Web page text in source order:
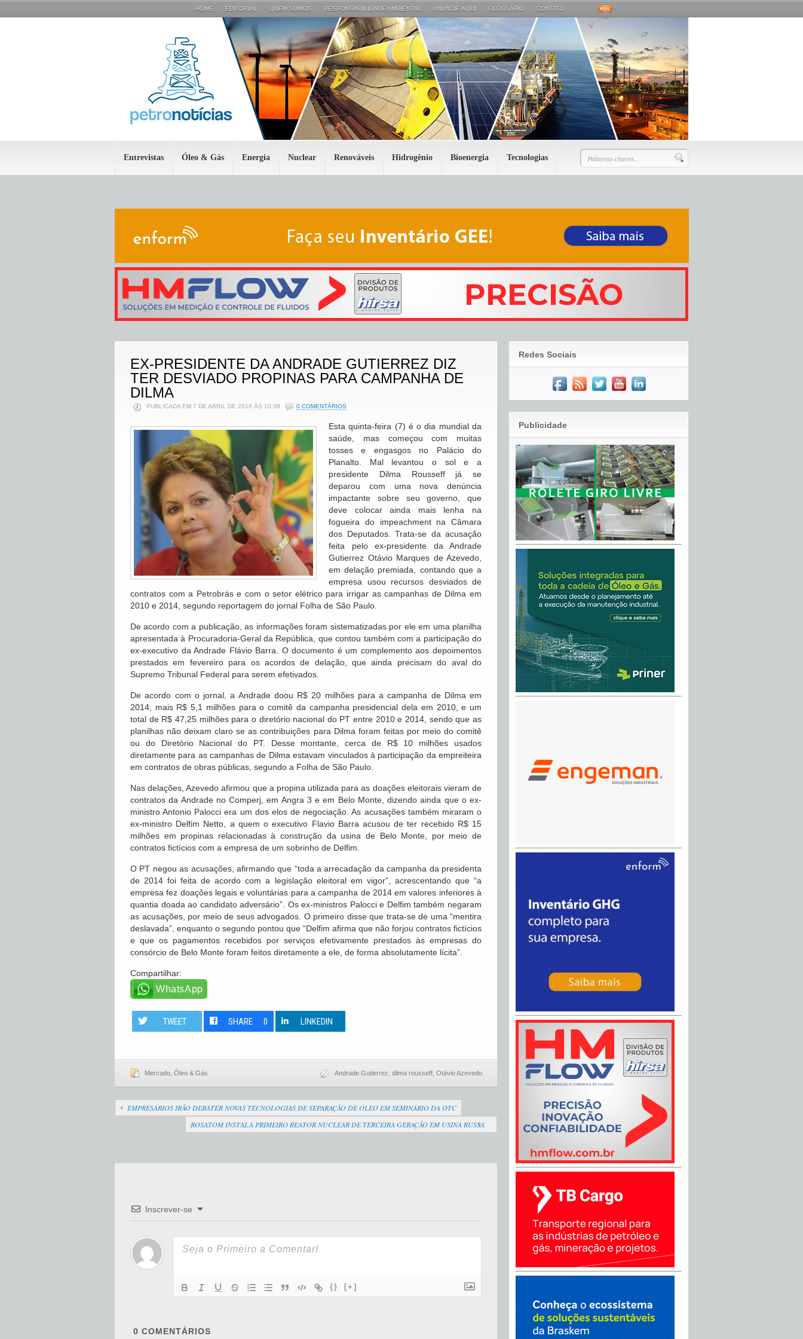
HOME EDITORIAL QUEM SOMOS RESPONSABILIDADE AMBIENTAL ANUNCIE AQUI GLOSSÁRIO CONTATO
Entrevistas Óleo & Gás Energia Nuclear Renováveis Hidrogênio Bioenergia Tecnologias
EX-PRESIDENTE DA ANDRADE GUTIERREZ DIZ
TER DESVIADO PROPINAS PARA CAMPANHA DE
DILMA
PUBLICADA EM 7 DE ABRIL DE 2016 ÀS 10:38 0 COMENTÁRIOS
Esta quinta-feira (7) é o dia mundial da
saúde, mas começou com muitas
tosses e engasgos no Palácio do
Planalto. Mal levantou o sol e a
presidente Dilma Rousseff já se
deparou com uma nova denúncia
impactante sobre seu governo, que
deve colocar ainda mais lenha na
fogueira do impeachment na Câmara
dos Deputados. Trata-se da acusação
feita pelo ex-presidente da Andrade
Gutierrez Otávio Marques de Azevedo,
em delação premiada, contando que a
empresa usou recursos desviados de
contratos com a Petrobrás e com o setor elétrico para irrigar as campanhas de Dilma em
2010 e 2014, segundo reportagem do jornal Folha de São Paulo.
De acordo com a publicação, as informações foram sistematizadas por ele em uma planilha
apresentada à Procuradoria-Geral da República, que contou também com a participação do
ex-executivo da Andrade Flávio Barra. O documento é um complemento aos depoimentos
prestados em fevereiro para os acordos de delação, que ainda precisam do aval do
Supremo Tribunal Federal para serem efetivados.
De acordo com o jornal, a Andrade doou R$ 20 milhões para a campanha de Dilma em
2014, mais R$ 5,1 milhões para o comitê da campanha presidencial dela em 2010, e um
total de R$ 47,25 milhões para o diretório nacional do PT entre 2010 e 2014, sendo que as
planilhas não deixam claro se as contribuições para Dilma foram feitas por meio do comitê
ou do Diretório Nacional do PT. Desse montante, cerca de R$ 10 milhões usados
diretamente para as campanhas de Dilma estavam vinculados à participação da empreiteira
em contratos de obras públicas, segundo a Folha de São Paulo.
Nas delações, Azevedo afirmou que a propina utilizada para as doações eleitorais vieram de
contratos da Andrade no Comperj, em Angra 3 e em Belo Monte, dizendo ainda que o ex-
ministro Antonio Palocci era um dos elos de negociação. As acusações também miraram o
ex-ministro Delfim Netto, a quem o executivo Flavio Barra acusou de ter recebido R$ 15
milhões em propinas relacionadas à construção da usina de Belo Monte, por meio de
contratos fictícios com a empresa de um sobrinho de Delfim.
O PT negou as acusações, afirmando que “toda a arrecadação da campanha da presidenta
de 2014 foi feita de acordo com a legislação eleitoral em vigor”, acrescentando que “a
empresa fez doações legais e voluntárias para a campanha de 2014 em valores inferiores à
quantia doada ao candidato adversário”. Os ex-ministros Palocci e Delfim também negaram
as acusações, por meio de seus advogados. O primeiro disse que trata-se de uma “mentira
deslavada”, enquanto o segundo pontou que “Delfim afirma que não forjou contratos fictícios
e que os pagamentos recebidos por serviços efetivamente prestados às empresas do
consórcio de Belo Monte foram feitos diretamente a ele, de forma absolutamente lícita”.
Compartilhar:
WhatsApp
TWEET SHARE 0 LINKEDIN
Mercado Óleo & Gás Andrade Gutierrez dilma rousseff Otávio Azevedo
EMPRESÁRIOS IRÃO DEBATER NOVAS TECNOLOGIAS DE SEPARAÇÃO DE ÓLEO EM SEMINÁRIO DA OTC
ROSATOM INSTALA PRIMEIRO REATOR NUCLEAR DE TERCEIRA GERAÇÃO EM USINA RUSSA
Inscrever-se
{} [+]
0 COMENTÁRIOS
Redes Sociais
Publicidade